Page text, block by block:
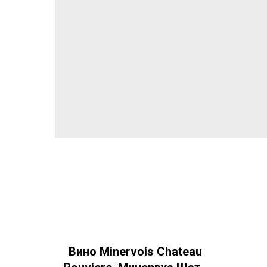
Вино Minervois Chateau